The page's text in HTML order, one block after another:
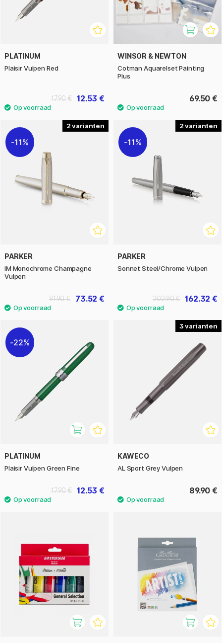
PLATINUM
Plaisir Vulpen Red
12.53 €
17.90 €
WINSOR & NEWTON
Cotman Aquarelset Painting
Plus
69.50 €
2
11%
PARKER
IM Monochrome Champagne
Vulpen
73.52 €
91.90 €
2
11%
PARKER
Sonnet Steel/Chrome Vulpen
162.32 €
202.90 €
22%
PLATINUM
Plaisir Vulpen Green Fine
12.53 €
17.90 €
3
KAWECO
AL Sport Grey Vulpen
89.90 €